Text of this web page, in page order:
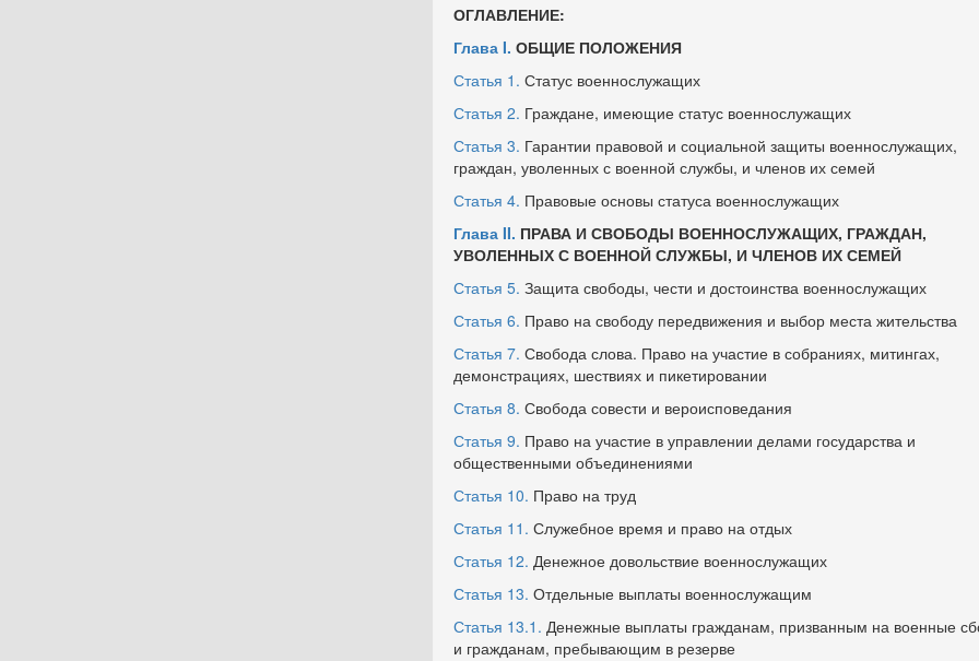
ОГЛАВЛЕНИЕ:
Глава I. ОБЩИЕ ПОЛОЖЕНИЯ
Статья 1. Статус военнослужащих
Статья 2. Граждане, имеющие статус военнослужащих
Статья 3. Гарантии правовой и социальной защиты военнослужащих,
граждан, уволенных с военной службы, и членов их семей
Статья 4. Правовые основы статуса военнослужащих
Глава II. ПРАВА И СВОБОДЫ ВОЕННОСЛУЖАЩИХ, ГРАЖДАН,
УВОЛЕННЫХ С ВОЕННОЙ СЛУЖБЫ, И ЧЛЕНОВ ИХ СЕМЕЙ
Статья 5. Защита свободы, чести и достоинства военнослужащих
Статья 6. Право на свободу передвижения и выбор места жительства
Статья 7. Свобода слова. Право на участие в собраниях, митингах,
демонстрациях, шествиях и пикетировании
Статья 8. Свобода совести и вероисповедания
Статья 9. Право на участие в управлении делами государства и
общественными объединениями
Статья 10. Право на труд
Статья 11. Служебное время и право на отдых
Статья 12. Денежное довольствие военнослужащих
Статья 13. Отдельные выплаты военнослужащим
Статья 13.1. Денежные выплаты гражданам, призванным на военные
и гражданам, пребывающим в резерве